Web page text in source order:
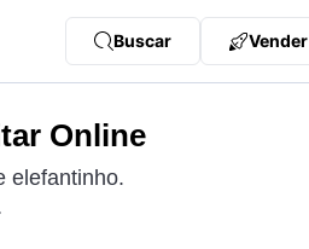
Buscar Vender
Online
elefantinho.